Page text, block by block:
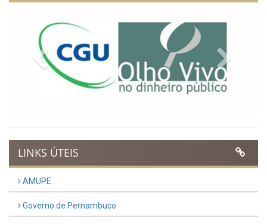
Previous
LINKS ÚTEIS
AMUPE
Governo de Pernambuco